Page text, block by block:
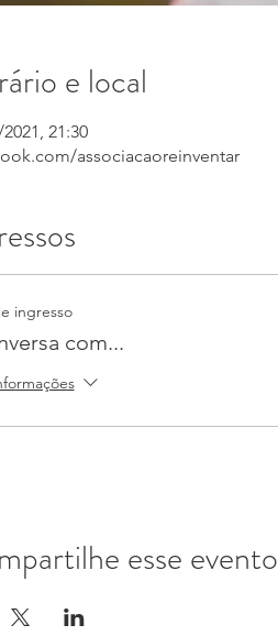
e local
21:30
associacaoreinventar
ingresso
com...
esse evento